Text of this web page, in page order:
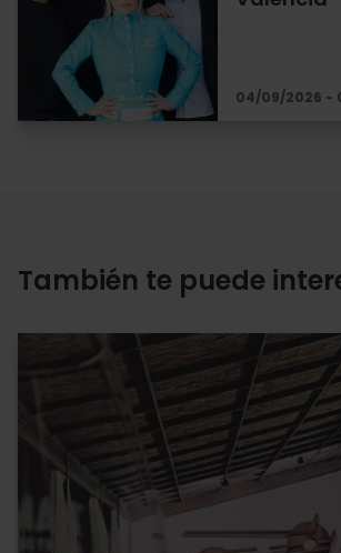
04/09/2026 -
También te puede